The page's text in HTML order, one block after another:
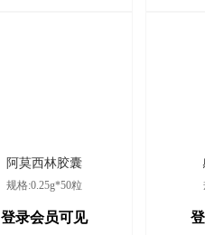
乐山市沐川县箭板镇邮
阿莫西林胶囊
规格:0.25g*50粒
登录会员可见